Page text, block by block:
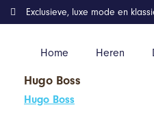
Home Heren
Exclusieve, luxe mode en
Hugo Boss
Hugo Boss
Home Kleding